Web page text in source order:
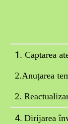
1. Captarea
2.Anuțarea
2.
4. Dirijarea